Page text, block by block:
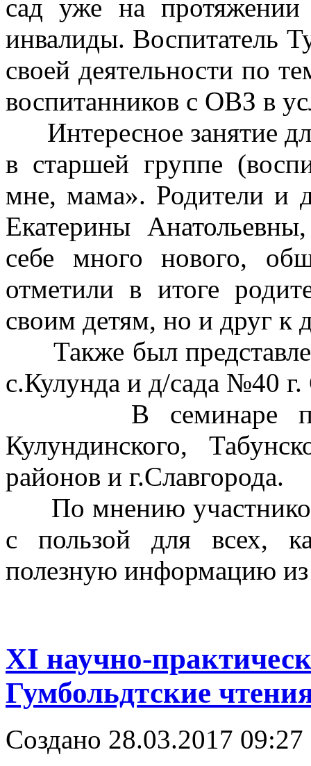
сад уже на
инвалиды. Воспитатель
своей деятельности по
воспитанников с ОВЗ в
Интересное занятие
в старшей группе
мне, мама». Родители и
Екатерины
себе много нового,
отметили в итоге
своим детям, но и друг к
Также был
с.Кулунда и д/сада №40 г.
В семинаре
Кулундинского,
районов и г.Славгорода.
По мнению
с пользой для всех,
полезную информацию
XI научно-
Гумбольдтские
Создано 28.03.2017 09:27